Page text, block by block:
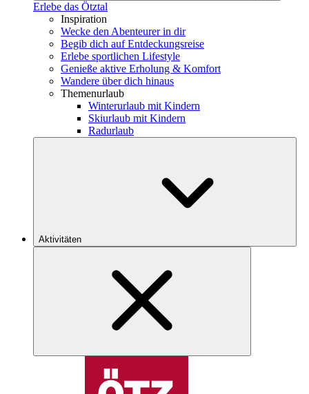
Erlebe das Ötztal
Inspiration
Wecke den Abenteurer in dir
Begib dich auf Entdeckungsreise
Erlebe sportlichen Lifestyle
Genieße aktive Erholung & Komfort
Wandere über dich hinaus
Themenurlaub
Winterurlaub mit Kindern
Skiurlaub mit Kindern
Radurlaub
Aktivitäten